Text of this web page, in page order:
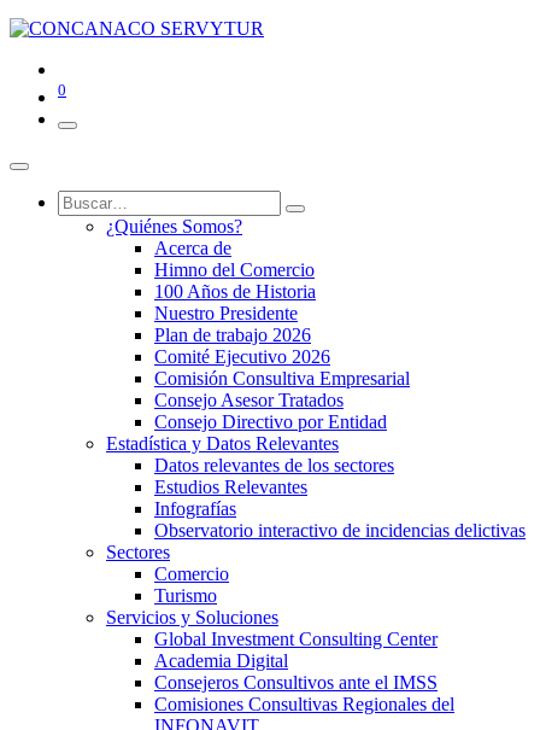
0
¿Quiénes Somos?
Acerca de
Himno del Comercio
100 Años de Historia
Nuestro Presidente
Plan de trabajo 2026
Comité Ejecutivo 2026
Comisión Consultiva Empresarial
Consejo Asesor Tratados
Consejo Directivo por Entidad
Estadística y Datos Relevantes
Datos relevantes de los sectores
Estudios Relevantes
Infografías
Observatorio interactivo de incidencias delictivas
Sectores
Comercio
Turismo
Servicios y Soluciones
Global Investment Consulting Center
Academia Digital
Consejeros Consultivos ante el IMSS
Comisiones Consultivas Regionales del
INFONAVIT